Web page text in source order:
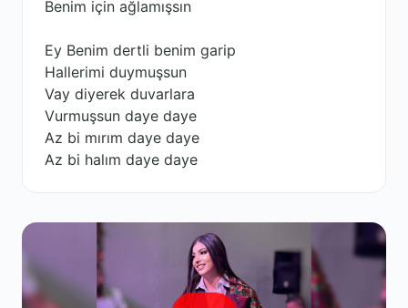
Benim için ağlamışsın
Ey Benim dertli benim garip
Hallerimi duymuşsun
Vay diyerek duvarlara
Vurmuşsun daye daye
Az bi mırım daye daye
Az bi halım daye daye